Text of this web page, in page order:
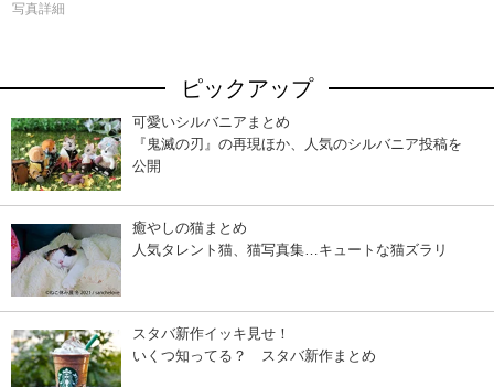
写真詳細
ピックアップ
可愛いシルバニアまとめ
『鬼滅の刃』の再現ほか、人気のシルバニア投稿を
公開
癒やしの猫まとめ
人気タレント猫、猫写真集…キュートな猫ズラリ
スタバ新作イッキ見せ！
いくつ知ってる？ スタバ新作まとめ